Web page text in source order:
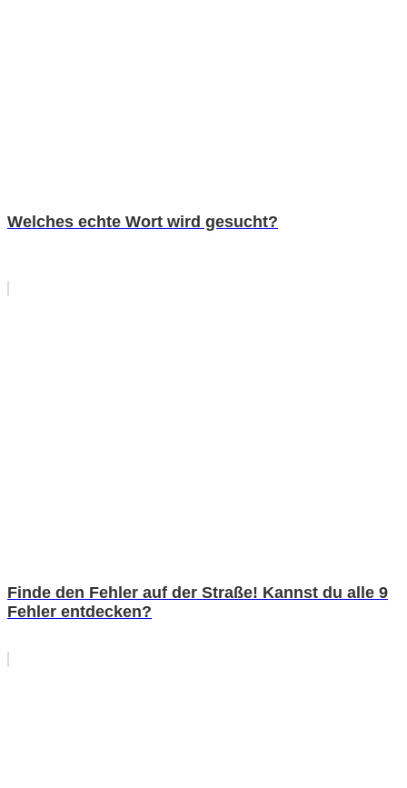
Welches echte Wort wird gesucht?
Finde den Fehler auf der Straße! Kannst du alle 9
Fehler entdecken?